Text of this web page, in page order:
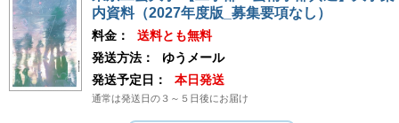
内資料（2027年度版_募集要項なし）
料金：
送料とも無料
発送方法：
ゆうメール
発送予定日：
本日発送
通常は発送日の３～５日後にお届け